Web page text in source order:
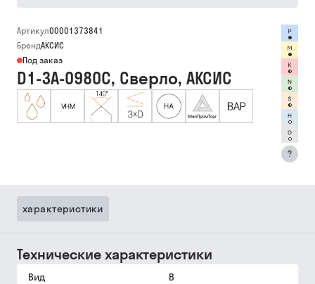
Артикул00001373841
БрендАКСИС
Под заказ
D1-3A-0980C, Сверло, АКСИС
?
характеристики
Технические характеристики
Вид B